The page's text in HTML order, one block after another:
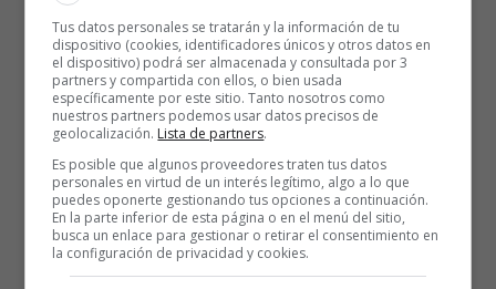
Significado de Hugo
Nombre masculino procedente del germánico, que
significa “inteligencia”.
Tus datos personales se tratarán y la información de tu
dispositivo (cookies, identificadores únicos y otros datos en
el dispositivo) podrá ser almacenada y consultada por 3
partners y compartida con ellos, o bien usada
específicamente por este sitio. Tanto nosotros como
nuestros partners podemos usar datos precisos de
geolocalización. Lista de partners.
Es posible que algunos proveedores traten tus datos
personales en virtud de un interés legítimo, algo a lo que
puedes oponerte gestionando tus opciones a continuación.
En la parte inferior de esta página o en el menú del sitio,
busca un enlace para gestionar o retirar el consentimiento en
la configuración de privacidad y cookies.